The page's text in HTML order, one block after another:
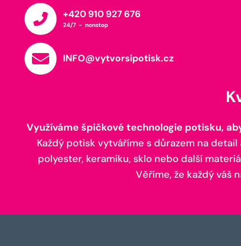
+420 910 927 676
24/7 - nonstop
INFO@vytvorsipotisk.cz
Využíváme špičkové technologie potisku,
Každý potisk vytváříme s důrazem na
polyester, keramiku, sklo nebo další
Věříme, že každý váš